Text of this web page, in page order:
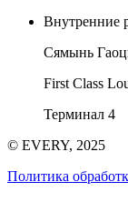
Внутренние
Сямынь
First Class
Терминал 4
© EVERY, 2025
Политика